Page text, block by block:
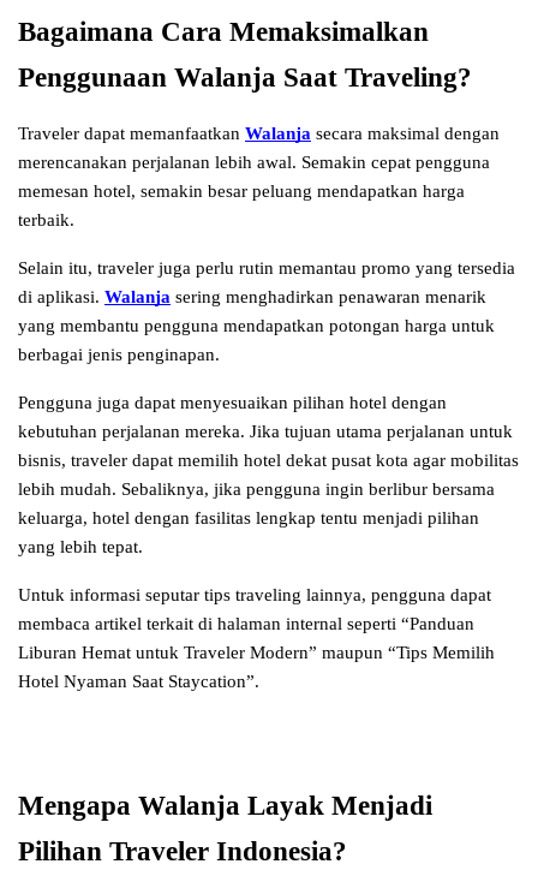
Bagaimana Cara Memaksimalkan
Penggunaan Walanja Saat Traveling?
Traveler dapat memanfaatkan Walanja secara maksimal dengan
merencanakan perjalanan lebih awal. Semakin cepat pengguna
memesan hotel, semakin besar peluang mendapatkan harga
terbaik.
Selain itu, traveler juga perlu rutin memantau promo yang tersedia
di aplikasi. Walanja sering menghadirkan penawaran menarik
yang membantu pengguna mendapatkan potongan harga untuk
berbagai jenis penginapan.
Pengguna juga dapat menyesuaikan pilihan hotel dengan
kebutuhan perjalanan mereka. Jika tujuan utama perjalanan untuk
bisnis, traveler dapat memilih hotel dekat pusat kota agar mobilitas
lebih mudah. Sebaliknya, jika pengguna ingin berlibur bersama
keluarga, hotel dengan fasilitas lengkap tentu menjadi pilihan
yang lebih tepat.
Untuk informasi seputar tips traveling lainnya, pengguna dapat
membaca artikel terkait di halaman internal seperti “Panduan
Liburan Hemat untuk Traveler Modern” maupun “Tips Memilih
Hotel Nyaman Saat Staycation”.
Mengapa Walanja Layak Menjadi
Pilihan Traveler Indonesia?